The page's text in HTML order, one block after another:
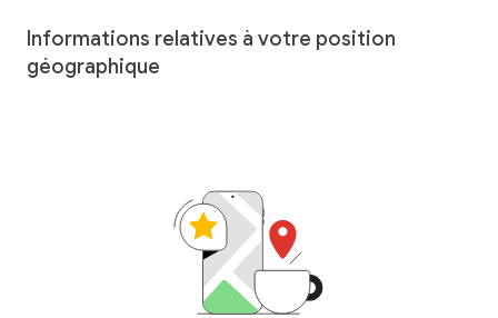
Informations relatives à votre position
géographique